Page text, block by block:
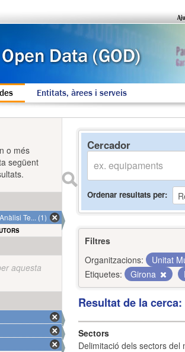
Entitats, àrees i serveis
Cercador
Ordenar resultats per
Filtres
Organitzacions:
Unitat
Etiquetes:
Girona
Resultat de la
Sectors
Delimitació dels sectors del
o més
següent
Te... (1)
aquesta